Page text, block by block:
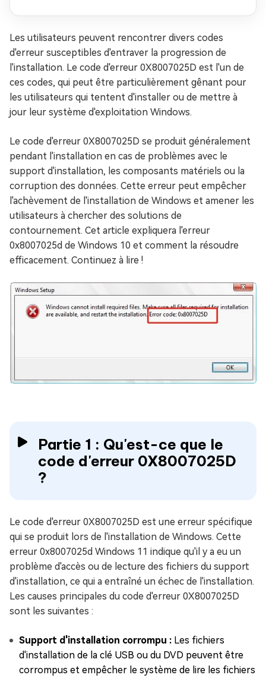
Les utilisateurs peuvent rencontrer divers codes
d'erreur susceptibles d'entraver la progression de
l'installation. Le code d'erreur 0X8007025D est l'un de
ces codes, qui peut être particulièrement gênant pour
les utilisateurs qui tentent d'installer ou de mettre à
jour leur système d'exploitation Windows.
Le code d'erreur 0X8007025D se produit généralement
pendant l'installation en cas de problèmes avec le
support d'installation, les composants matériels ou la
corruption des données. Cette erreur peut empêcher
l'achèvement de l'installation de Windows et amener les
utilisateurs à chercher des solutions de
contournement. Cet article expliquera l'erreur
0x8007025d de Windows 10 et comment la résoudre
efficacement. Continuez à lire !
Partie 1 : Qu'est-ce que le
code d'erreur 0X8007025D
?
Le code d'erreur 0X8007025D est une erreur spécifique
qui se produit lors de l'installation de Windows. Cette
erreur 0x8007025d Windows 11 indique qu'il y a eu un
problème d'accès ou de lecture des fichiers du support
d'installation, ce qui a entraîné un échec de l'installation.
Les causes principales du code d'erreur 0X8007025D
sont les suivantes :
Support d'installation corrompu : Les fichiers
d'installation de la clé USB ou du DVD peuvent être
corrompus et empêcher le système de lire les fichiers